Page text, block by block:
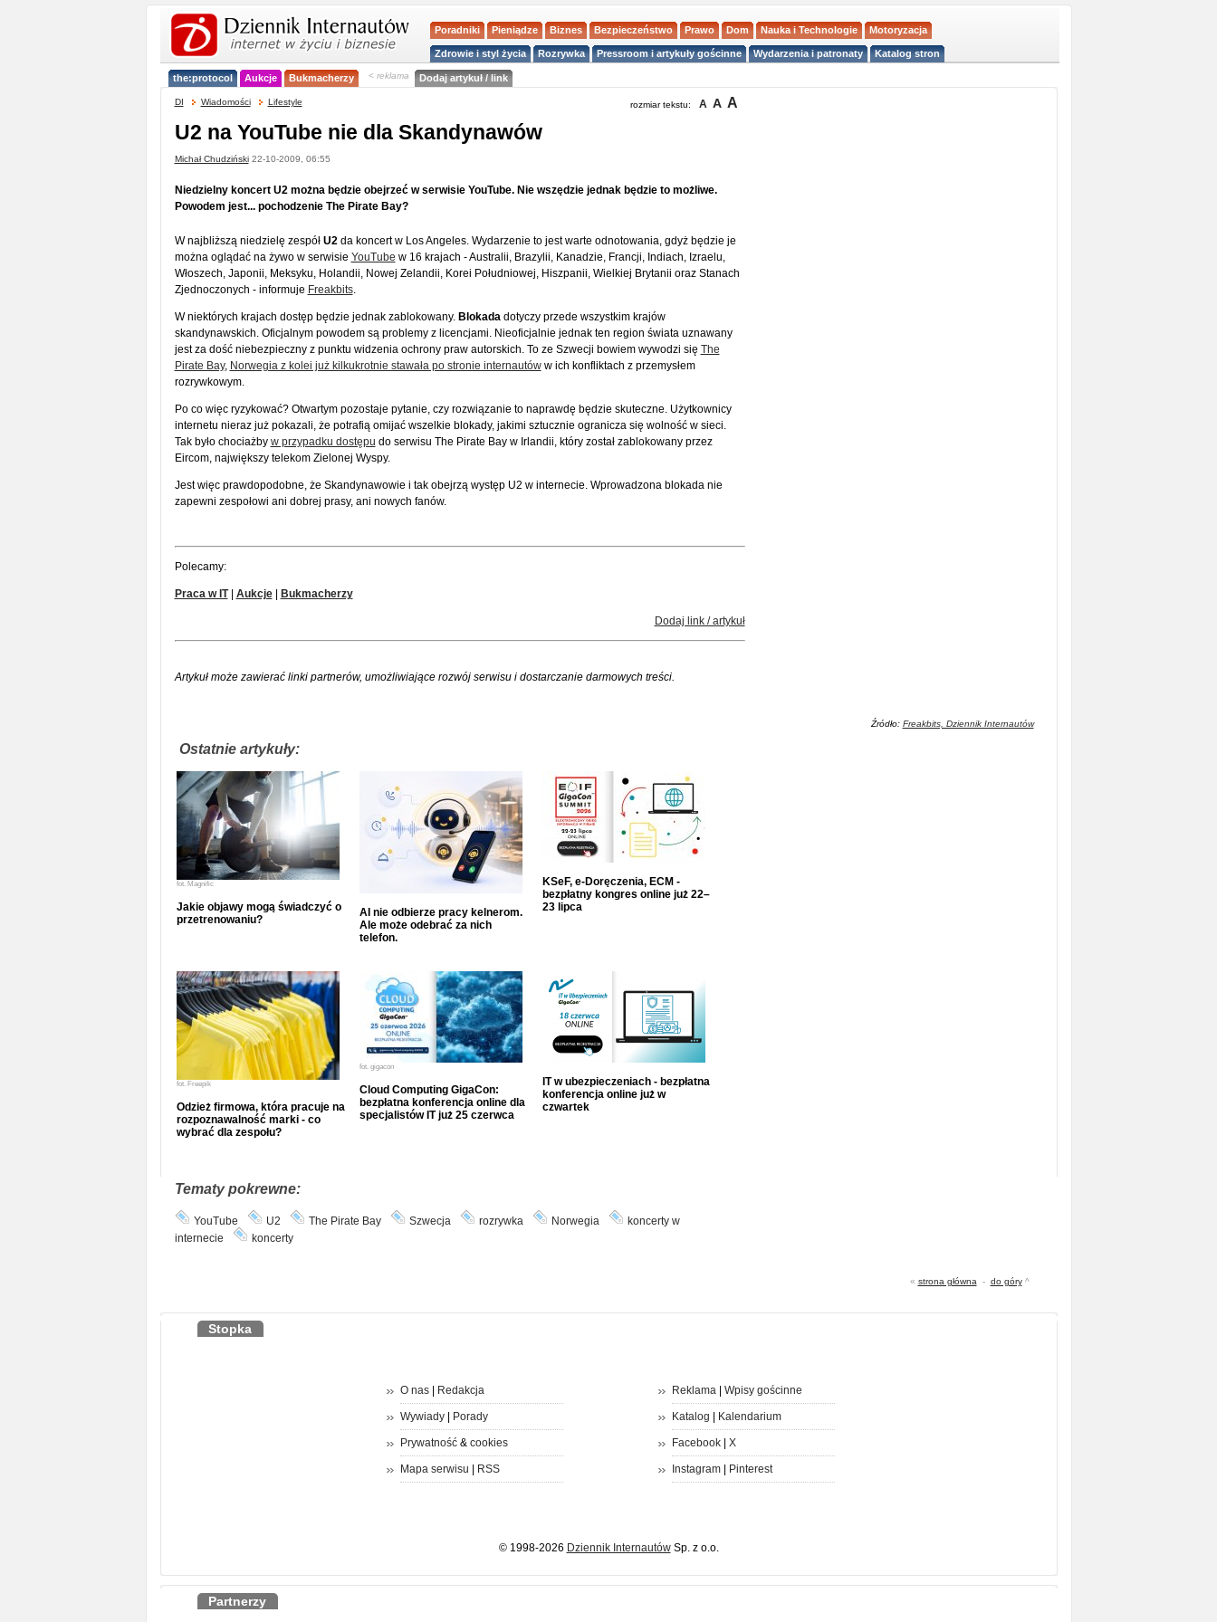
Poradniki Pieniądze Biznes Bezpieczeństwo Prawo Dom Nauka i Technologie Motoryzacja
Zdrowie i styl życia Rozrywka Pressroom i artykuły gościnne Wydarzenia i patronaty Katalog stron
the:protocol Aukcje Bukmacherzy < reklama Dodaj artykuł / link
DI Wiadomości Lifestyle rozmiar tekstu: A A A
U2 na YouTube nie dla Skandynawów
Michał Chudziński22-10-2009, 06:55
Niedzielny koncert U2 można będzie obejrzeć w serwisie YouTube. Nie wszędzie jednak będzie to możliwe.
Powodem jest... pochodzenie The Pirate Bay?
W najbliższą niedzielę zespół U2da koncert w Los Angeles. Wydarzenie to jest warte odnotowania, gdyż będzie je
można oglądać na żywo w serwisie YouTube w 16 krajach - Australii, Brazylii, Kanadzie, Francji, Indiach, Izraelu,
Włoszech, Japonii, Meksyku, Holandii, Nowej Zelandii, Korei Południowej, Hiszpanii, Wielkiej Brytanii oraz Stanach
Zjednoczonych - informuje Freakbits.
W niektórych krajach dostęp będzie jednak zablokowany. Blokadadotyczy przede wszystkim krajów
skandynawskich. Oficjalnym powodem są problemy z licencjami. Nieoficjalnie jednak ten region świata uznawany
jest za dość niebezpieczny z punktu widzenia ochrony praw autorskich. To ze Szwecji bowiem wywodzi się The
Pirate Bay, Norwegia z kolei już kilkukrotnie stawała po stronie internautóww ich konfliktach z przemysłem
rozrywkowym.
Po co więc ryzykować? Otwartym pozostaje pytanie, czy rozwiązanie to naprawdę będzie skuteczne. Użytkownicy
internetu nieraz już pokazali, że potrafią omijać wszelkie blokady, jakimi sztucznie ogranicza się wolność w sieci.
Tak było chociażby w przypadku dostępu do serwisu The Pirate Bay w Irlandii, który został zablokowany przez
Eircom, największy telekom Zielonej Wyspy.
Jest więc prawdopodobne, że Skandynawowie i tak obejrzą występ U2 w internecie. Wprowadzona blokada nie
zapewni zespołowi ani dobrej prasy, ani nowych fanów.
Polecamy:
Praca w IT| Aukcje| Bukmacherzy
Dodaj link / artykuł
Artykuł może zawierać linki partnerów, umożliwiające rozwój serwisu i dostarczanie darmowych treści.
Źródło: Freakbits, Dziennik Internautów
Ostatnie artykuły:
fot. Magnific
Jakie objawy mogą świadczyć o
przetrenowaniu?
AI nie odbierze pracy kelnerom.
Ale może odebrać za nich
telefon.
KSeF, e-Doręczenia, ECM -
bezpłatny kongres online już 22–
23 lipca
fot. Freepik
Odzież firmowa, która pracuje na
rozpoznawalność marki - co
wybrać dla zespołu?
fot. gigacon
Cloud Computing GigaCon:
bezpłatna konferencja online dla
specjalistów IT już 25 czerwca
IT w ubezpieczeniach - bezpłatna
konferencja online już w
czwartek
Tematy pokrewne:
YouTube U2 The Pirate Bay Szwecja rozrywka Norwegia
koncerty w
internecie
koncerty
« strona główna - do góry^
Stopka
O nas| Redakcja
Wywiady| Porady
Prywatność& cookies
Mapa serwisu RSS
Reklama| Wpisy gościnne
Katalog Kalendarium
Facebook| X
Instagram| Pinterest
© 1998-2026 Dziennik InternautówSp. z o.o.
Partnerzy